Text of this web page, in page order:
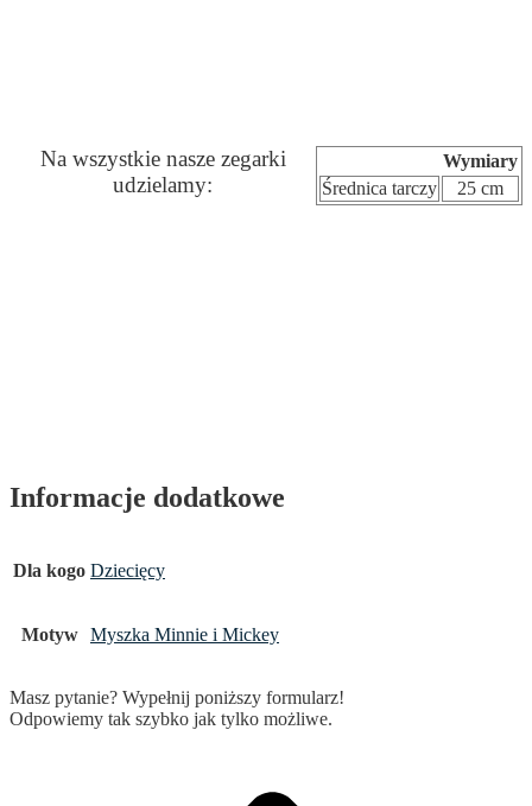
Wymiary
Średnica tarczy
25 cm
Na wszystkie nasze zegarki
udzielamy:
Informacje dodatkowe
Dla kogo Dziecięcy
Motyw Myszka Minnie i Mickey
Masz pytanie? Wypełnij poniższy formularz!
Odpowiemy tak szybko jak tylko możliwe.